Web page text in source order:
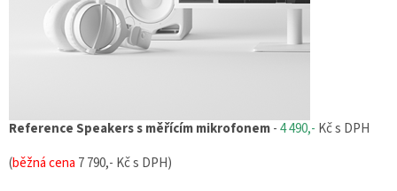
Reference Speakers s měřícím mikrofonem-4 490,- Kč s DPH
(běžná cena 7 790,- Kč s DPH)